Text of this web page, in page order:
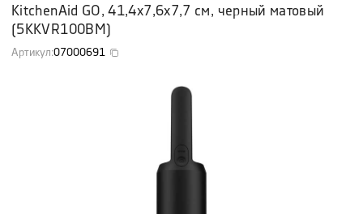
KitchenAid GO, 41,4х7,6х7,7 см, черный матовый
(5KKVR100BM )
Артикул:07000691